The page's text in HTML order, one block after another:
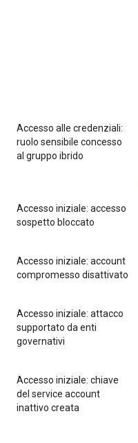
Accesso alle credenziali:
ruolo sensibile concesso
al gruppo ibrido
Accesso iniziale: accesso
sospetto bloccato
Accesso iniziale: account
compromesso disattivato
Accesso iniziale: attacco
supportato da enti
governativi
Accesso iniziale: chiave
del service account
inattivo creata